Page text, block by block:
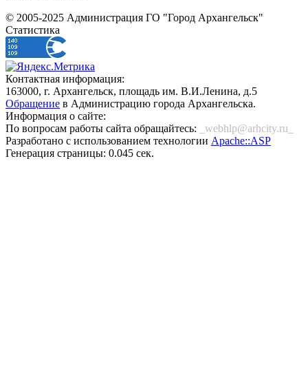
© 2005-2025 Администрация ГО "Город Архангельск"
Статистика
Контактная информация:
163000, г. Архангельск, площадь им. В.И.Ленина, д.5
Обращение в Администрацию города Архангельска.
Информация о сайте:
По вопросам работы сайта обращайтесь:
_webhlp@arhcity.ru_
Разработано с использованием технологии Apache::ASP
Генерация страницы: 0.045 сек.